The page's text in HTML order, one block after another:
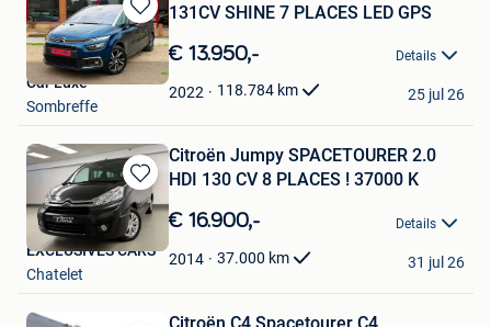
Bewaren
in
Mijn
Favorieten
131CV SHINE 7 PLACES LED GPS
€ 13.950,- Details
2022 118.784 km
Car Luxe
Sombreffe
25 jul 26
Bewaren
in
Mijn
Favorieten
Citroën Jumpy SPACETOURER 2.0
HDI 130 CV 8 PLACES ! 37000 K
€ 16.900,- Details
2014 37.000 km
EXCLUSIVES CARS
Chatelet
31 jul 26
Citroën C4 Spacetourer C4